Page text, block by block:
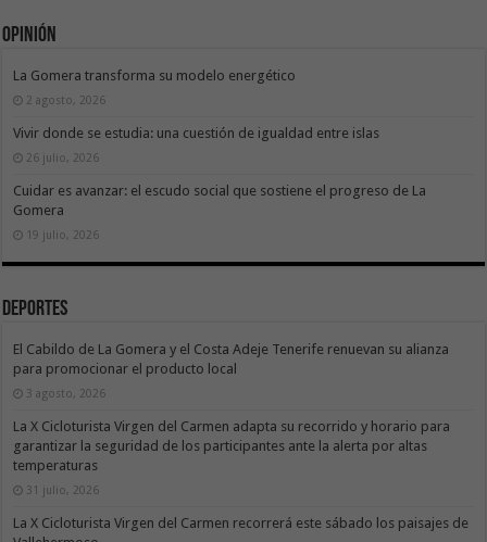
Opinión
La Gomera transforma su modelo energético
2 agosto, 2026
Vivir donde se estudia: una cuestión de igualdad entre islas
26 julio, 2026
Cuidar es avanzar: el escudo social que sostiene el progreso de La
Gomera
19 julio, 2026
Deportes
El Cabildo de La Gomera y el Costa Adeje Tenerife renuevan su alianza
para promocionar el producto local
3 agosto, 2026
La X Cicloturista Virgen del Carmen adapta su recorrido y horario para
garantizar la seguridad de los participantes ante la alerta por altas
temperaturas
31 julio, 2026
La X Cicloturista Virgen del Carmen recorrerá este sábado los paisajes de